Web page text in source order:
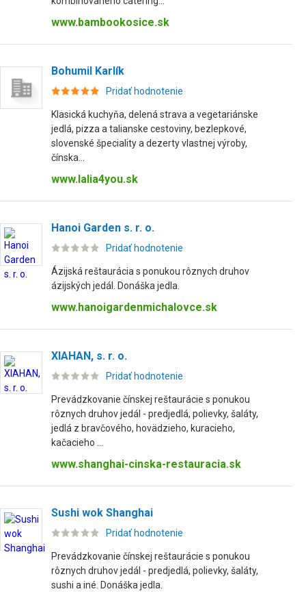
www.bambookosice.sk
Bohumil Karlík
Pridať hodnotenie
Klasická kuchyňa, delená strava a vegetariánske
jedlá, pizza a talianske cestoviny, bezlepkové,
slovenské špeciality a dezerty vlastnej výroby,
čínska...
www.lalia4you.sk
Hanoi Garden s. r. o.
Pridať hodnotenie
Ázijská reštaurácia s ponukou rôznych druhov
ázijských jedál. Donáška jedla.
www.hanoigardenmichalovce.sk
XIAHAN, s. r. o.
Pridať hodnotenie
Prevádzkovanie čínskej reštaurácie s ponukou
rôznych druhov jedál - predjedlá, polievky, šaláty,
jedlá z bravčového, hovädzieho, kuracieho,
kačacieho ...
www.shanghai-cinska-restauracia.sk
Sushi wok Shanghai
Pridať hodnotenie
Prevádzkovanie čínskej reštaurácie s ponukou
rôznych druhov jedál - predjedlá, polievky, šaláty,
sushi a iné. Donáška jedla.